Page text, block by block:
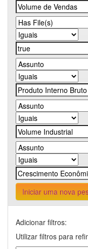
Iniciar uma nova
Adicionar filtros:
Utilizar filtros para